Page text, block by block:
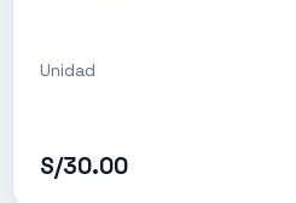
Unidad
S/30.00